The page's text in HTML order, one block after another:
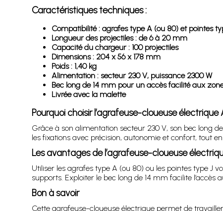
Caractéristiques techniques :
Compatibilité : agrafes type A (ou 80) et pointes
Longueur des projectiles : de 6 à 20 mm
Capacité du chargeur : 100 projectiles
Dimensions : 204 x 56 x 178 mm
Poids : 1,40 kg
Alimentation : secteur 230 V, puissance 2300 W
Bec long de 14 mm pour un accès facilité aux
Livrée avec la malette
Pourquoi choisir l’agrafeuse-cloueuse électrique
Grâce à son alimentation secteur 230 V, son bec long
les fixations avec précision, autonomie et confort, tout
Les avantages de l’agrafeuse-cloueuse
Utiliser les agrafes type A (ou 80) ou les pointes type J
supports. Exploiter le bec long de 14 mm facilite
Bon à savoir
Cette agrafeuse-cloueuse électrique permet de